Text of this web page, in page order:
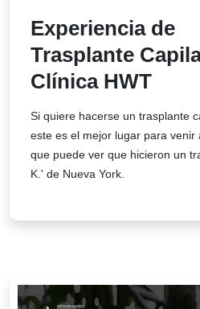
Experiencia de
Trasplante
Clínica HWT
Si quiere hacerse un trasplante
este es el mejor lugar para venir
que puede ver que hicieron un
K.' de Nueva York.